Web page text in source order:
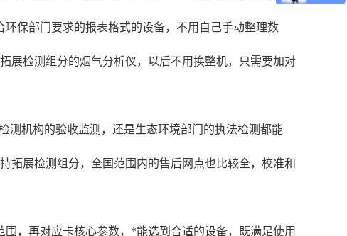
保部门要求的报表格式的设备，不用自己手动整理数
展检测组分的烟气分析仪，以后不用换整机，只需要加对
测机构的验收监测，还是生态环境部门的执法检测都能
拓展检测组分，全国范围内的售后网点也比较全，校准和
，再对应卡核心参数，*能选到合适的设备，既满足使用